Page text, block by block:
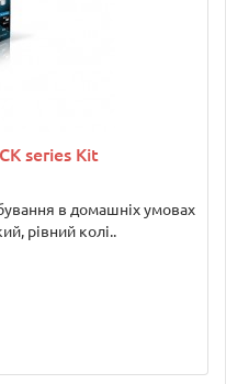
series Kit
в домашніх умовах
рівний колі..